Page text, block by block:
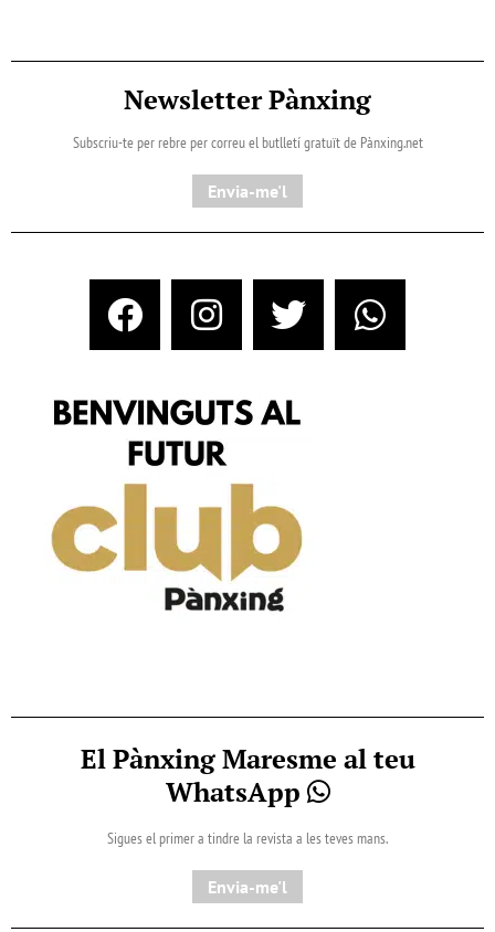
Newsletter Pànxing
Subscriu-te per rebre per correu el butlletí gratuït de Pànxing.net​
Envia-me'l
El Pànxing Maresme al teu
WhatsApp
Sigues el primer a tindre la revista a les teves mans.
Envia-me'l